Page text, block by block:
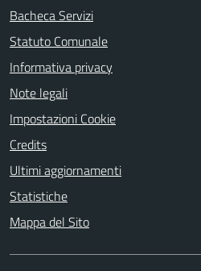
Bacheca Servizi
Statuto Comunale
Informativa privacy
Note legali
Impostazioni Cookie
Credits
Ultimi aggiornamenti
Statistiche
Mappa del Sito